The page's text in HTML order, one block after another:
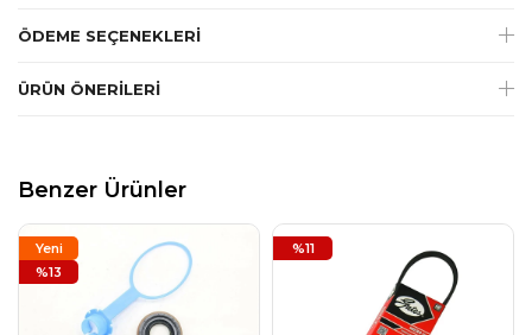
ÖDEME SEÇENEKLERI
ÜRÜN ÖNERILERI
Benzer Ürünler
Yeni
Ürün
%13
%11